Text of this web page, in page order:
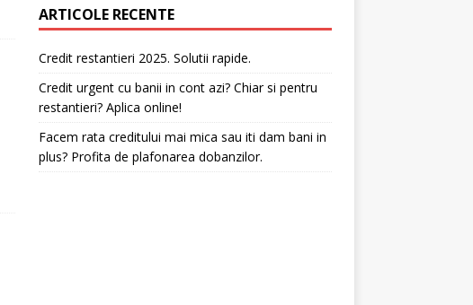
ARTICOLE RECENTE
Credit restantieri 2025. Solutii rapide.
Credit urgent cu banii in cont azi? Chiar si pentru
restantieri? Aplica online!
Facem rata creditului mai mica sau iti dam bani in
plus? Profita de plafonarea dobanzilor.